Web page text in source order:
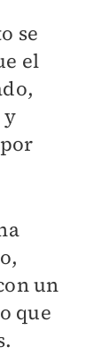
se
el
y
un
que